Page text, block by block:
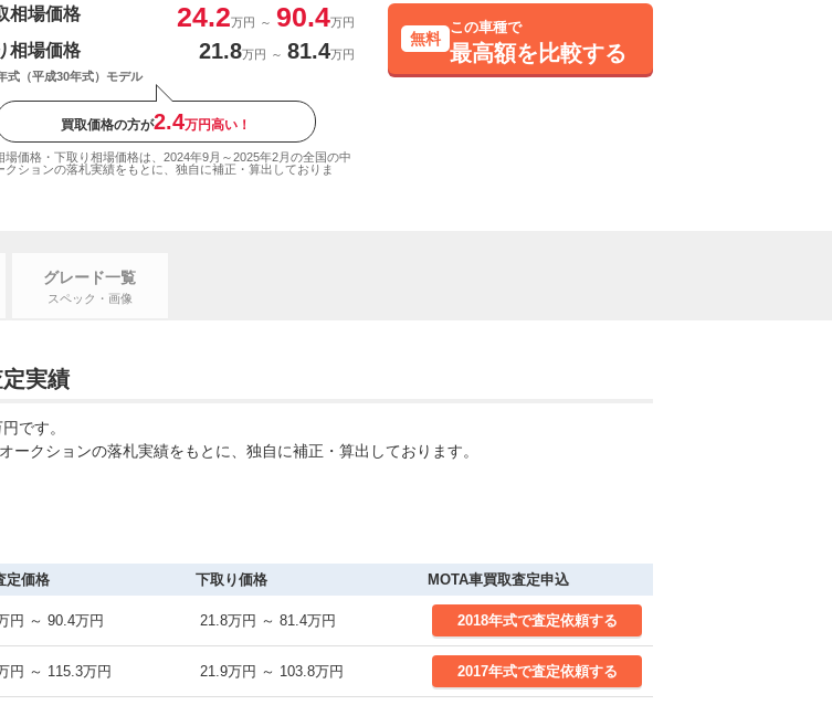
相場価格 24.2万円 ～ 90.4万円
相場価格 21.8万円 ～ 81.4万円
式（平成30年式）モデル
買取価格の方が2.4万円高い！
価格・下取り相場価格は、2024年9月～2025年2月の全国の中
クションの落札実績をもとに、独自に補正・算出しておりま
無料
この車種で
最高額を比較する
グレード一覧
スペック・画像
実績
です。
クションの落札実績をもとに、独自に補正・算出しております。
定価格 下取り価格 MOTA車買取査定申込
円 ～ 90.4万円 21.8万円 ～ 81.4万円 2018年式で査定依頼する
円 ～ 115.3万円 21.9万円 ～ 103.8万円 2017年式で査定依頼する